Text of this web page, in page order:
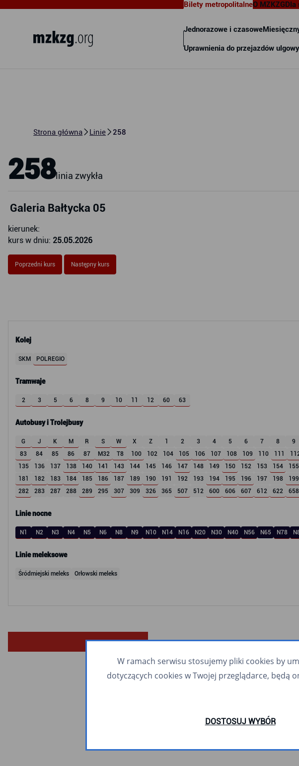
Bilety metropolitalne
Jednorazowe i czasowe
Uprawnienia do przejazdów
O MZKZGDla
Strona główna Linie 258
Kolej
SKM POLREGIO
Tramwaje
2 3 5 6 8 9 10 11 12 60 63
Autobusy i Trolejbusy
G J K M R S W X Z 1 2 3 4 5 6 7 8 9
83
84 85 86 87 M32 T8 100 102 104 105 106 107 108 109 110 111
135
136 137 138 140 141 143 144 145 146 147 148 149 150 152 153 154 155
181
182 183 184 185 186 187 189 190 191 192 193 194 195 196 197 198 199
282
283 287 288 289 295 307 309 326 365 507 512 600 606 607 612 622 658
Linie nocne
N1 N2 N3 N4 N5 N6 N8 N9 N10 N14 N16 N20 N30 N40 N56 N65 N78
Linie meleksowe
Śródmiejski meleks Orłowski meleks
258linia zwykła
Galeria Bałtycka 05
kierunek:
kurs w dniu: 25.05.2026
Poprzedni kurs Następny kurs
W ramach serwisu stosujemy pliki cookies by
dotyczących cookies w Twojej przeglądarce, będą
DOSTOSUJ WYBÓR